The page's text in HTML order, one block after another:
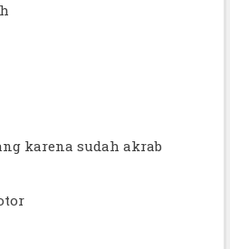
karena sudah akrab